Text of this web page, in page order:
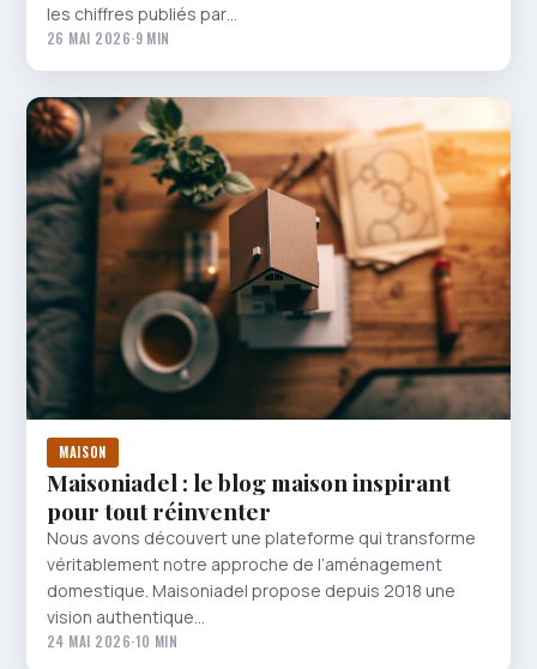
les chiffres publiés par…
26 MAI 2026·9 MIN
MAISON
Maisoniadel : le blog maison inspirant
pour tout réinventer
Nous avons découvert une plateforme qui transforme
véritablement notre approche de l’aménagement
domestique. Maisoniadel propose depuis 2018 une
vision authentique…
24 MAI 2026·10 MIN